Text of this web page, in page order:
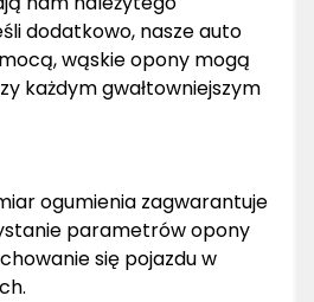
dodatkowo, nasze auto
wąskie opony mogą
każdym gwałtowniejszym
ogumienia zagwarantuje
parametrów opony
się pojazdu w